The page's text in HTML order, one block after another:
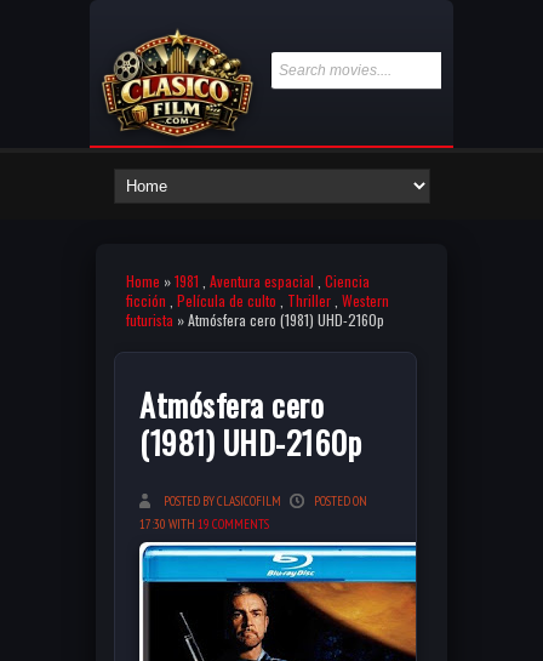
Home »1981 Aventura espacial Ciencia
ficción Película de culto Thriller Western
futurista » Atmósfera cero (1981) UHD-2160p
Atmósfera cero
(1981) UHD-2160p
POSTED BY CLASICOFILM
POSTED ON
17:30 WITH 19 COMMENTS